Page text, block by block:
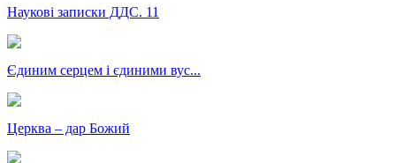
Наукові записки ДДС. 11
Єдиним серцем і єдиними вус...
Церква – дар Божий